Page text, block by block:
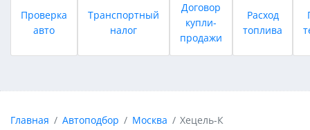
Проверка
авто
Транспортный
налог
Договор
купли-
продажи
Расход
топлива
Главная Автоподбор Москва Хецель-К